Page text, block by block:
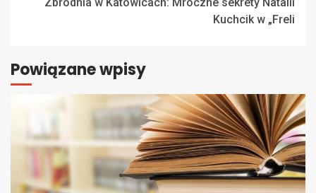
Kuchcik w „Freli
Powiązane wpisy